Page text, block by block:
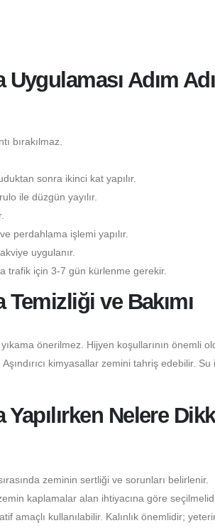
Adım
bırakılmaz.
sonra ikinci kat yapılır.
ile düzgün yayılır.
perdahlama işlemi yapılır.
uygulanır.
trafik için 3-7 gün kürlenme gerekir.
ve Bakımı
önerilmez. Hijyen koşullarının önemli
kimyasallar zemini tahriş edebilir. Su
Nelere
zeminin sertliği ve sorunları belirlenir.
kaplamalar alan ihtiyacına göre
kullanılabilir. Kalınlık önemlidir;